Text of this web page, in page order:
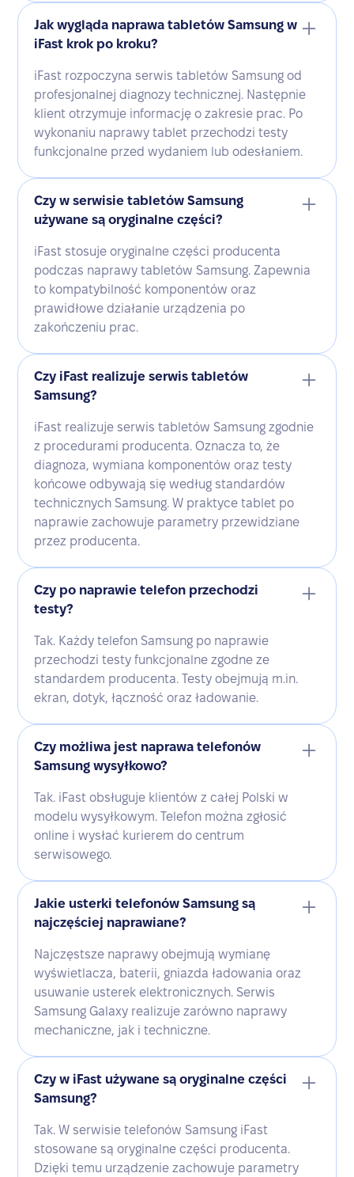
Jak wygląda naprawa tabletów Samsung w
iFast krok po kroku?
iFast rozpoczyna serwis tabletów Samsung od
profesjonalnej diagnozy technicznej. Następnie
klient otrzymuje informację o zakresie prac. Po
wykonaniu naprawy tablet przechodzi testy
funkcjonalne przed wydaniem lub odesłaniem.
Czy w serwisie tabletów Samsung
używane są oryginalne części?
iFast stosuje oryginalne części producenta
podczas naprawy tabletów Samsung. Zapewnia
to kompatybilność komponentów oraz
prawidłowe działanie urządzenia po
zakończeniu prac.
Czy iFast realizuje serwis tabletów
Samsung?
iFast realizuje serwis tabletów Samsung zgodnie
z procedurami producenta. Oznacza to, że
diagnoza, wymiana komponentów oraz testy
końcowe odbywają się według standardów
technicznych Samsung. W praktyce tablet po
naprawie zachowuje parametry przewidziane
przez producenta.
Czy po naprawie telefon przechodzi
testy?
Tak. Każdy telefon Samsung po naprawie
przechodzi testy funkcjonalne zgodne ze
standardem producenta. Testy obejmują m.in.
ekran, dotyk, łączność oraz ładowanie.
Czy możliwa jest naprawa telefonów
Samsung wysyłkowo?
Tak. iFast obsługuje klientów z całej Polski w
modelu wysyłkowym. Telefon można zgłosić
online i wysłać kurierem do centrum
serwisowego.
Jakie usterki telefonów Samsung są
najczęściej naprawiane?
Najczęstsze naprawy obejmują wymianę
wyświetlacza, baterii, gniazda ładowania oraz
usuwanie usterek elektronicznych. Serwis
Samsung Galaxy realizuje zarówno naprawy
mechaniczne, jak i techniczne.
Czy w iFast używane są oryginalne części
Samsung?
Tak. W serwisie telefonów Samsung iFast
stosowane są oryginalne części producenta.
Dzięki temu urządzenie zachowuje parametry